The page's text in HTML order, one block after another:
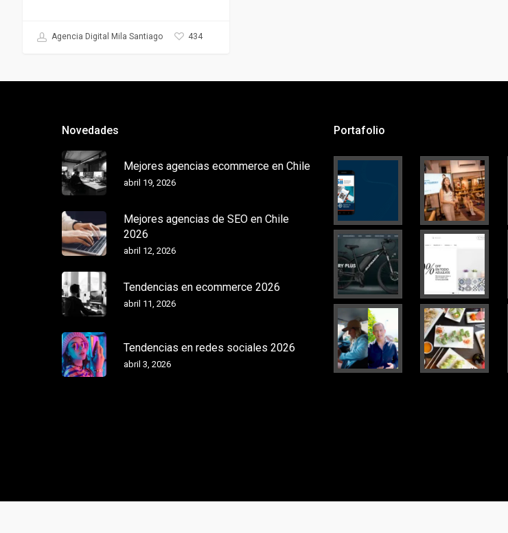
Agencia Digital Mila Santiago 434
Novedades
Mejores agencias ecommerce en Chile
abril 19, 2026
Mejores agencias de SEO en Chile
2026
abril 12, 2026
Tendencias en ecommerce 2026
abril 11, 2026
Tendencias en redes sociales 2026
abril 3, 2026
Portafolio